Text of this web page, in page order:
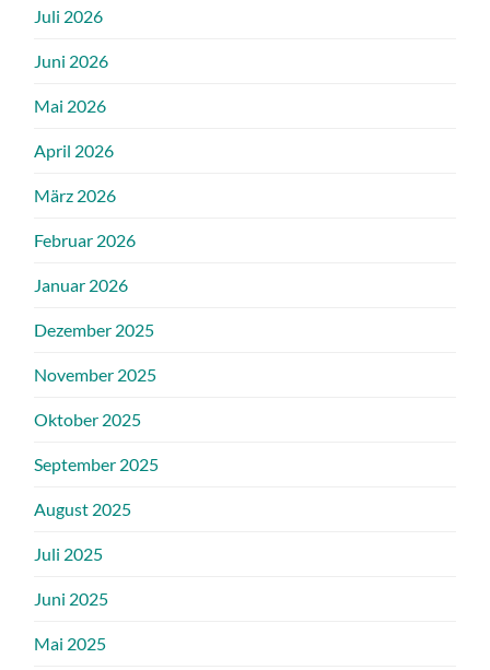
Juli 2026
Juni 2026
Mai 2026
April 2026
März 2026
Februar 2026
Januar 2026
Dezember 2025
November 2025
Oktober 2025
September 2025
August 2025
Juli 2025
Juni 2025
Mai 2025